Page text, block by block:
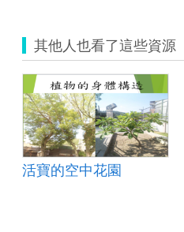
其他人也看了這些資源
活寶的空中花園